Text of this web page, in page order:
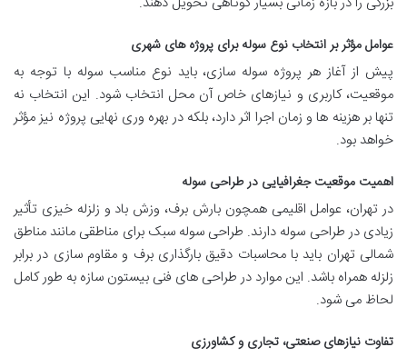
عوامل مؤثر بر انتخاب نوع سوله برای پروژه های شهری
پیش از آغاز هر پروژه سوله سازی، باید نوع مناسب سوله با توجه به
موقعیت، کاربری و نیازهای خاص آن محل انتخاب شود. این انتخاب نه
تنها بر هزینه ها و زمان اجرا اثر دارد، بلکه در بهره وری نهایی پروژه نیز مؤثر
خواهد بود.
اهمیت موقعیت جغرافیایی در طراحی سوله
در تهران، عوامل اقلیمی همچون بارش برف، وزش باد و زلزله خیزی تأثیر
زیادی در طراحی سوله دارند. طراحی سوله سبک برای مناطقی مانند مناطق
شمالی تهران باید با محاسبات دقیق بارگذاری برف و مقاوم سازی در برابر
زلزله همراه باشد. این موارد در طراحی های فنی بیستون سازه به طور کامل
لحاظ می شود.
تفاوت نیازهای صنعتی، تجاری و کشاورزی